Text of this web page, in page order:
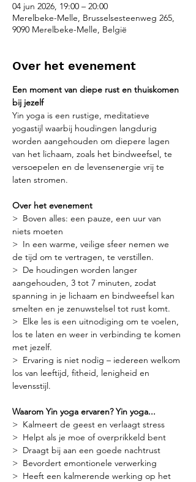
04 jun 2026, 19:00 – 20:00
Merelbeke-Melle, Brusselsesteenweg 265,
9090 Merelbeke-Melle, België
Over het evenement
Een moment van diepe rust en thuiskomen
bij jezelf
Yin yoga is een rustige, meditatieve
yogastijl waarbij houdingen langdurig
worden aangehouden om diepere lagen
van het lichaam, zoals het bindweefsel, te
versoepelen en de levensenergie vrij te
laten stromen.
Over het evenement
>  Boven alles: een pauze, een uur van
niets moeten
>  In een warme, veilige sfeer nemen we
de tijd om te vertragen, te verstillen.
>  De houdingen worden langer
aangehouden, 3 tot 7 minuten, zodat
spanning in je lichaam en bindweefsel kan
smelten en je zenuwstelsel tot rust komt.
>  Elke les is een uitnodiging om te voelen,
los te laten en weer in verbinding te komen
met jezelf.
>  Ervaring is niet nodig – iedereen welkom
los van leeftijd, fitheid, lenigheid en
levensstijl.
Waarom Yin yoga ervaren? Yin yoga...
>  Kalmeert de geest en verlaagt stress
>  Helpt als je moe of overprikkeld bent
>  Draagt bij aan een goede nachtrust
>  Bevordert emontionele verwerking
>  Heeft een kalmerende werking op het